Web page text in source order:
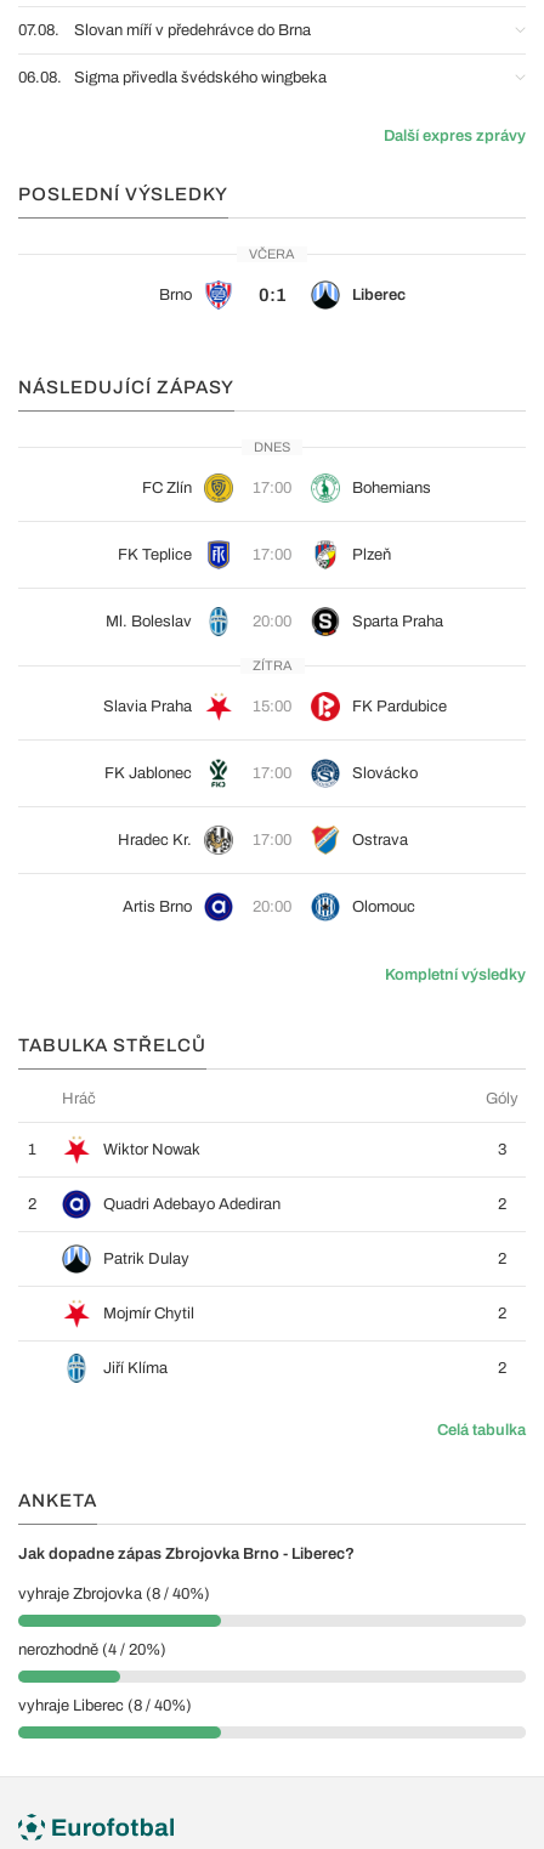
07.08. Slovan míří v předehrávce do Brna
06.08. Sigma přivedla švédského wingbeka
Další expres zprávy
POSLEDNÍ VÝSLEDKY
VČERA
Brno 0:1 Liberec
NÁSLEDUJÍCÍ ZÁPASY
DNES
FC Zlín 17:00 Bohemians
FK Teplice 17:00 Plzeň
Ml. Boleslav 20:00 Sparta Praha
ZÍTRA
Slavia Praha 15:00 FK Pardubice
FK Jablonec 17:00 Slovácko
Hradec Kr. 17:00 Ostrava
Artis Brno 20:00 Olomouc
Kompletní výsledky
TABULKA STŘELCŮ
Hráč Góly
1 Wiktor Nowak 3
2 Quadri Adebayo Adediran 2
Patrik Dulay 2
Mojmír Chytil 2
Jiří Klíma 2
Celá tabulka
ANKETA
Jak dopadne zápas Zbrojovka Brno - Liberec?
vyhraje Zbrojovka (8 / 40%)
nerozhodně (4 / 20%)
vyhraje Liberec (8 / 40%)